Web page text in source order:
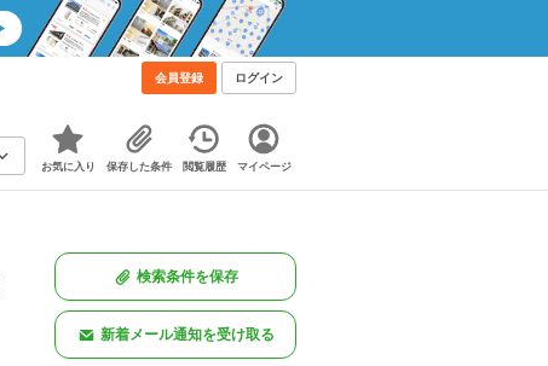
会員登録 ログイン
お気に入り 保存した条件 閲覧履歴 マイページ
検索条件を保存
新着メール通知を受け取る